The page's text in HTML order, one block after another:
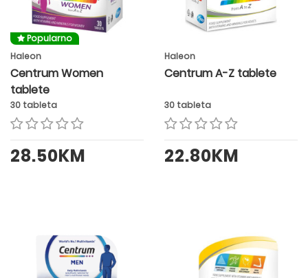
Popularno
Haleon
Centrum Women
tablete
30 tableta
28.50KM
Haleon
Centrum A-Z tablete
30 tableta
22.80KM